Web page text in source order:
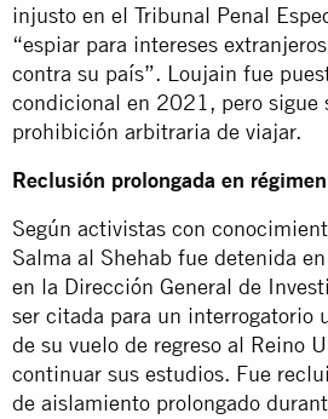
injusto en el Tribunal Penal
“espiar para intereses
contra su país”. Loujain fue
condicional en 2021, pero sigue
prohibición arbitraria de viajar.
Reclusión prolongada en
Según activistas con
Salma al Shehab fue detenida
en la Dirección General de
ser citada para un interrogatorio
de su vuelo de regreso al Reino
continuar sus estudios. Fue
de aislamiento prolongado